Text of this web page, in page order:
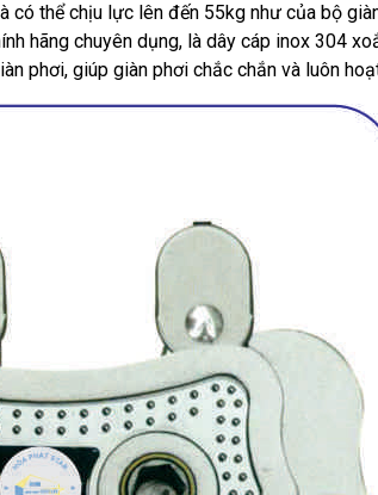
thể chịu lực lên đến 55kg như của bộ
hãng chuyên dụng, là dây cáp inox 304
phơi, giúp giàn phơi chắc chắn và luôn